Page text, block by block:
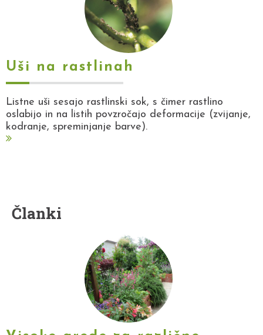
Uši na rastlinah
Listne uši sesajo rastlinski sok, s čimer rastlino
oslabijo in na listih povzročajo deformacije (zvijanje,
kodranje, spreminjanje barve).
Članki